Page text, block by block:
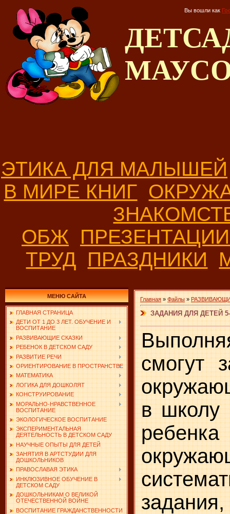
Вы вошли как
ЭТИКА ДЛЯ МАЛЫШЕЙ
В МИРЕ КНИГ
ОБЖ
ТРУД ПРАЗДНИКИ
МЕНЮ САЙТА
ГЛАВНАЯ СТРАНИЦА
ДЕТИ ОТ 1 ДО 3 ЛЕТ. ОБУЧЕНИЕ И
ВОСПИТАНИЕ
РАЗВИВАЮЩИЕ СКАЗКИ
РЕБЕНОК В ДЕТСКОМ САДУ
РАЗВИТИЕ РЕЧИ
ОРИЕНТИРОВАНИЕ В ПРОСТРАНСТВЕ
МАТЕМАТИКА
ЛОГИКА ДЛЯ ДОШКОЛЯТ
КОНСТРУИРОВАНИЕ
МОРАЛЬНО-НРАВСТВЕННОЕ
ВОСПИТАНИЕ
ЭКОЛОГИЧЕСКОЕ ВОСПИТАНИЕ
ЭКСПЕРИМЕНТАЛЬНАЯ
ДЕЯТЕЛЬНОСТЬ В ДЕТСКОМ САДУ
НАУЧНЫЕ ОПЫТЫ ДЛЯ ДЕТЕЙ
ЗАНЯТИЯ В АРТСТУДИИ ДЛЯ
ДОШКОЛЬНИКОВ
ПРАВОСЛАВАЯ ЭТИКА
ИНКЛЮЗИВНОЕ ОБУЧЕНИЕ В
ДЕТСКОМ САДУ
ДОШКОЛЬНИКАМ О ВЕЛИКОЙ
ОТЕЧЕСТВЕННОЙ ВОЙНЕ
ВОСПИТАНИЕ ГРАЖДАНСТВЕННОСТИ
Главная » Файлы »
ЗАДАНИЯ ДЛЯ ДЕТЕЙ
смогут
в школу